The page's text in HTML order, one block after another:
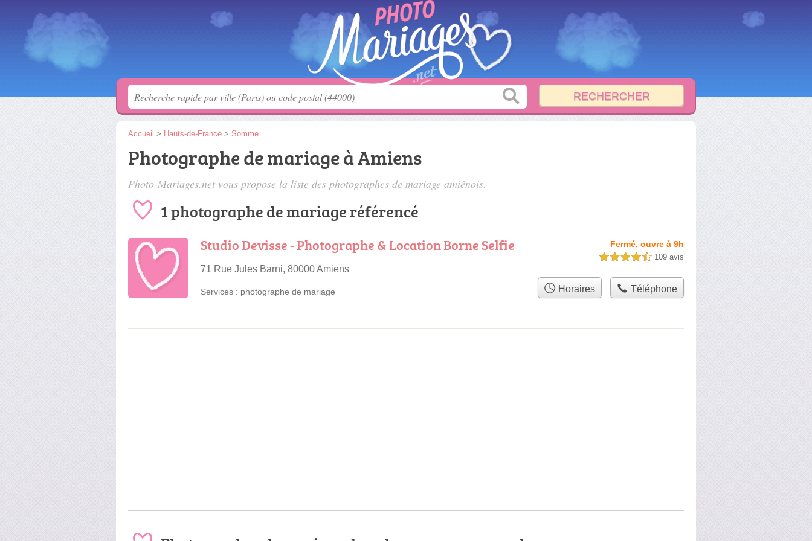
Accueil > Hauts-de-France > Somme
Photographe de mariage à Amiens
Photo-Mariages.net vous propose la liste des photographes de mariage amiénois.
1 photographe de mariage référencé
Studio Devisse - Photographe & Location Borne Selfie
71 Rue Jules Barni, 80000 Amiens
Fermé, ouvre à 9h
4,5 étoiles sur 5 109 avis
Services : photographe de mariage Horaires Téléphone